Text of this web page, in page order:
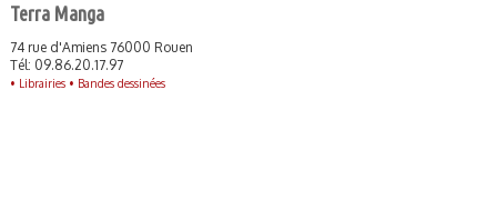
Terra Manga
74 rue d'Amiens 76000 Rouen
Tél: 09.86.20.17.97
• Librairies • Bandes dessinées